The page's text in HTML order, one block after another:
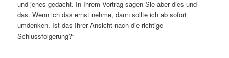
und-jenes gedacht. In Ihrem Vortrag sagen Sie aber dies-und-
das. Wenn ich das ernst nehme, dann sollte ich ab sofort
umdenken. Ist das Ihrer Ansicht nach die richtige
Schlussfolgerung?“